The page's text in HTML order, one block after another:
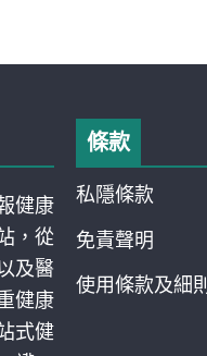
健康
，從
及醫
健康
式健
條款
私隱條款
免責聲明
使用條款及細則